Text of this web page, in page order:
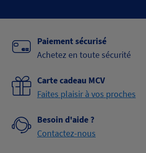
Paiement sécurisé
Achetez en toute sécurité
Carte cadeau MCV
Faites plaisir à vos proches
Besoin d'aide ?
Contactez-nous